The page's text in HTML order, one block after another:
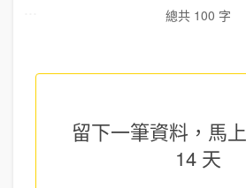
總共 100 字
留下一筆資料，馬上
14 天